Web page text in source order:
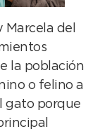
del
la población
o felino a
gato porque